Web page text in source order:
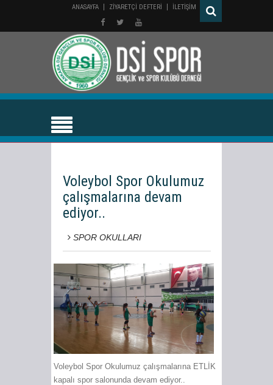
ANASAYFA ZİYARETÇİ DEFTERİ İLETİŞİM
Voleybol Spor Okulumuz
çalışmalarına devam
ediyor..
SPOR OKULLARI
Voleybol Spor Okulumuz çalışmalarına ETLİK
kapalı spor salonunda devam ediyor..